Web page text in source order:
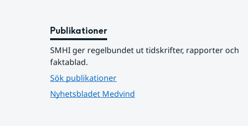
Publikationer
SMHI ger regelbundet ut tidskrifter, rapporter och
faktablad.
Sök publikationer
Nyhetsbladet Medvind